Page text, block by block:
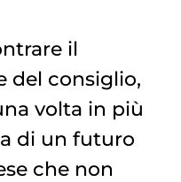
il
del consiglio,
volta in più
di un futuro
che non